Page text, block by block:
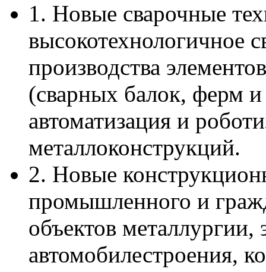
1. Новые сварочные
высокотехнологичное
производства
(сварных балок, ферм
автоматизация и
металлоконструкций.
2. Новые
промышленного и
объектов металлургии,
автомобилестроения,